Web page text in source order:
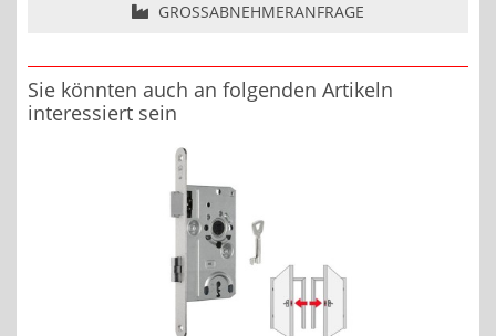
GROSSABNEHMERANFRAGE
Sie könnten auch an folgenden Artikeln
interessiert sein